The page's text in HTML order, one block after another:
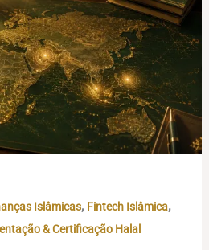
Islâmicas, Fintech Islâmica,
& Certificação Halal